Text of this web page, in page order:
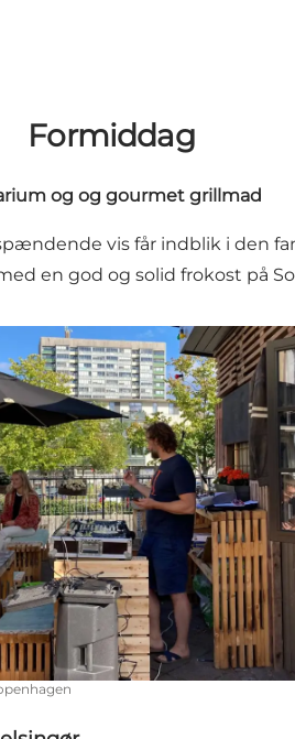
Formiddag
og og gourmet grillmad
vis får indblik i den
en god og solid frokost på